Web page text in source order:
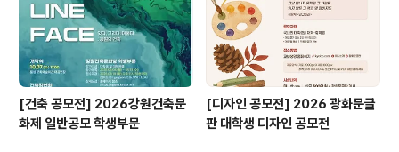
[건축 공모전] 2026강원건축문
화제 일반공모 학생부문
[디자인 공모전] 2026 광화문글
판 대학생 디자인 공모전